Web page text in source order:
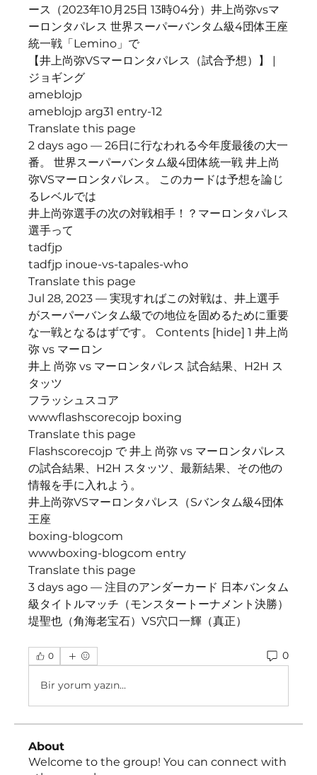
ース（2023年10月25日 13時04分）井上尚弥vsマ
ーロンタパレス 世界スーパーバンタム級4団体王座
統一戦「Lemino」で
【井上尚弥VSマーロンタパレス（試合予想）】 |
ジョギング
ameblojp
ameblojp arg31 entry-12
Translate this page
2 days ago — 26日に行なわれる今年度最後の大一
番。 世界スーパーバンタム級4団体統一戦 井上尚
弥VSマーロンタパレス。 このカードは予想を論じ
るレベルでは
井上尚弥選手の次の対戦相手！？マーロンタパレス
選手って
tadfjp
tadfjp inoue-vs-tapales-who
Translate this page
Jul 28, 2023 — 実現すればこの対戦は、井上選手
がスーパーバンタム級での地位を固めるために重要
な一戦となるはずです。 Contents [hide] 1 井上尚
弥 vs マーロン
井上 尚弥 vs マーロンタパレス 試合結果、H2H ス
タッツ
フラッシュスコア
wwwflashscorecojp boxing
Translate this page
Flashscorecojp で 井上 尚弥 vs マーロンタパレス
の試合結果、H2H スタッツ、最新結果、その他の
情報を手に入れよう。
井上尚弥VSマーロンタパレス（Sバンタム級4団体
王座
boxing-blogcom
wwwboxing-blogcom entry
Translate this page
3 days ago — 注目のアンダーカード 日本バンタム
級タイトルマッチ（モンスタートーナメント決勝）
堤聖也（角海老宝石）VS穴口一輝（真正）
0 0
Bir yorum yazın...
About
Welcome to the group! You can connect with